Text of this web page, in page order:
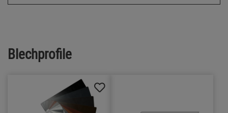
Blechprofile